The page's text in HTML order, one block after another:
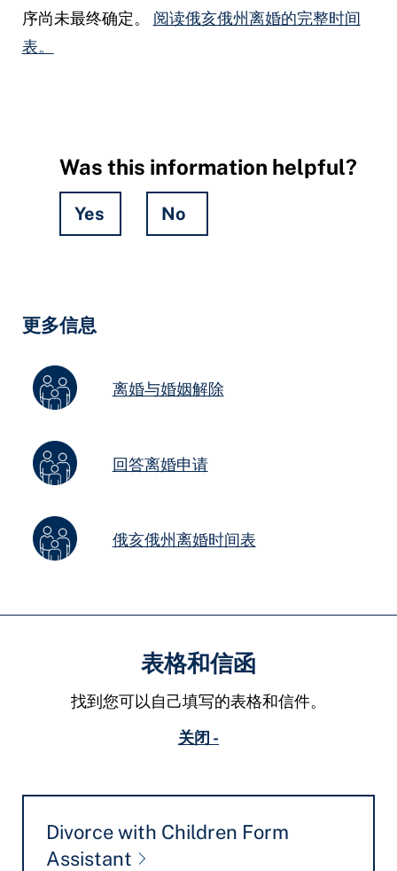
序尚未最终确定。 阅读俄亥俄州离婚的完整时间
表。
Was this information helpful?
Yes No
更多信息
离婚与婚姻解除
回答离婚申请
俄亥俄州离婚时间表
表格和信函
找到您可以自己填写的表格和信件。
关闭 -
Divorce with Children Form
Assistant